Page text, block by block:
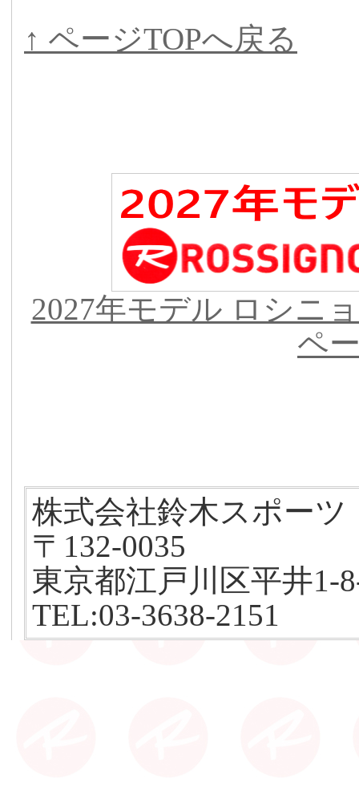
↑ ページTOPへ戻る
2027年モデル ロシニ
ペ
株式会社鈴木スポーツ
〒132-0035
東京都江戸川区平井1-
TEL:03-3638-2151